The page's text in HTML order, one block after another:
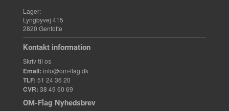
Lager:
Lyngbyvej 415
2820 Gentofte
Kontakt information
Skriv til os
Email: info@om-flag.dk
TLF: 51 24 36 20
CVR: 38 49 60 69
OM-Flag Nyhedsbrev